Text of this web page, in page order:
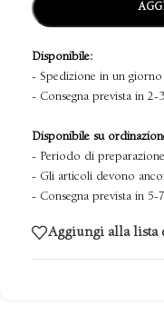
Disponibile:
- Spedizione in un
- Consegna prevista in 2-
Disponibile su
- Periodo di
- Gli articoli devono
- Consegna prevista in 5-
Aggiungi alla lista